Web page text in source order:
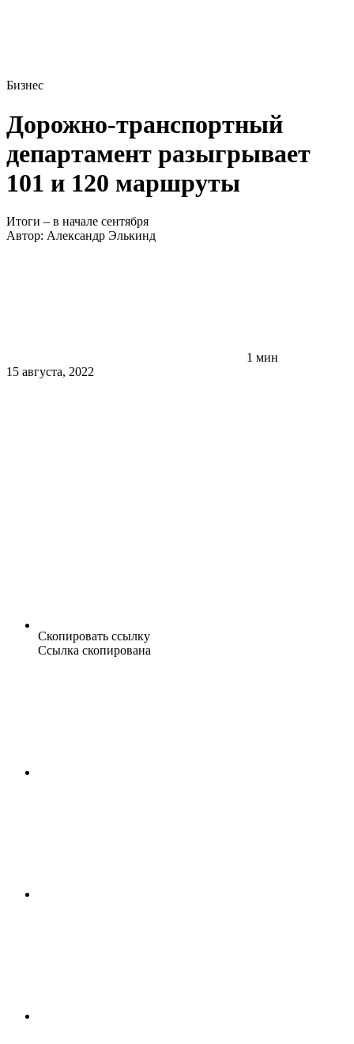
Бизнес
Дорожно-транспортный
департамент разыгрывает
101 и 120 маршруты
Итоги – в начале сентября
Автор: Александр Элькинд
1 мин
15 августа, 2022
Скопировать ссылку
Ссылка скопирована